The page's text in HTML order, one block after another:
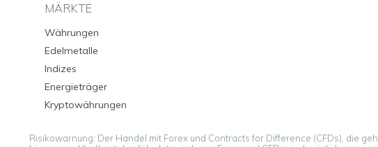
MÄRKTE
Währungen
Edelmetalle
Indizes
Energieträger
Kryptowährungen
Risikowarnung: Der Handel mit Forex und Contracts for Difference (CFDs), die